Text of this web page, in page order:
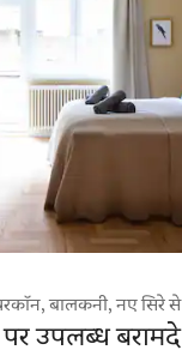
बालकनी, नए सिरे
पर उपलब्ध